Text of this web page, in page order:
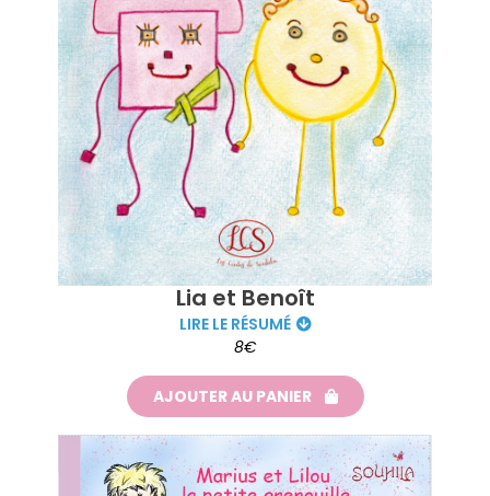
Lia et Benoît
LIRE LE RÉSUMÉ
8€
AJOUTER AU PANIER